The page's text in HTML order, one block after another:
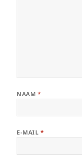
NAAM *
E-MAIL *